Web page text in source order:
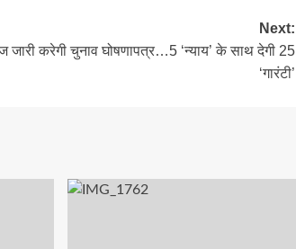
Next:
करेगी चुनाव घोषणापत्र…5 ‘न्याय’ के साथ देगी 25
‘गारंटी’